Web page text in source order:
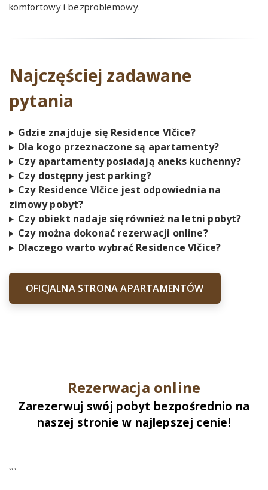
komfortowy i bezproblemowy.
Najczęściej zadawane
pytania
Gdzie znajduje się Residence Vlčice?
Dla kogo przeznaczone są apartamenty?
Czy apartamenty posiadają aneks kuchenny?
Czy dostępny jest parking?
Czy Residence Vlčice jest odpowiednia na
zimowy pobyt?
Czy obiekt nadaje się również na letni pobyt?
Czy można dokonać rezerwacji online?
Dlaczego warto wybrać Residence Vlčice?
OFICJALNA STRONA APARTAMENTÓW
Rezerwacja online
Zarezerwuj swój pobyt bezpośrednio na
naszej stronie w najlepszej cenie!
```